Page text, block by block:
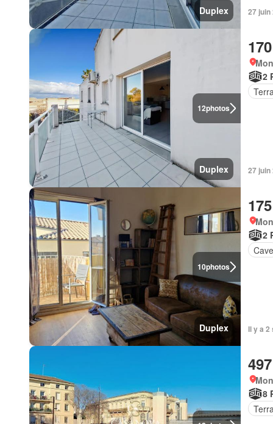
Duplex 27 juin
12photos
Duplex
2
27 juin
10photos
Duplex
2
Cave
Il y a 2
8